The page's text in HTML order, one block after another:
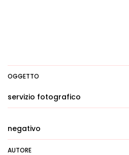
OGGETTO
servizio fotografico
negativo
AUTORE